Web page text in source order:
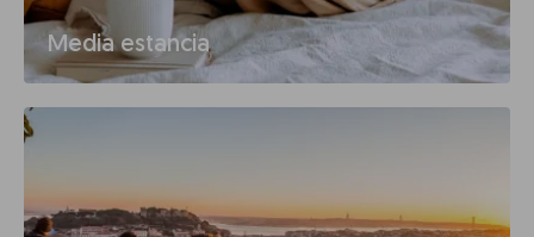
Media estancia